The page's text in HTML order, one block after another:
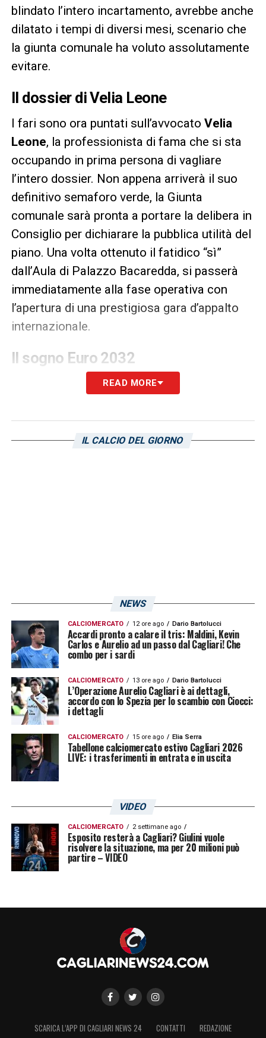
blindato l’intero incartamento, avrebbe anche
dilatato i tempi di diversi mesi, scenario che
la giunta comunale ha voluto assolutamente
evitare.
Il dossier di Velia Leone
I fari sono ora puntati sull’avvocato Velia
Leone, la professionista di fama che si sta
occupando in prima persona di vagliare
l’intero dossier. Non appena arriverà il suo
definitivo semaforo verde, la Giunta
comunale sarà pronta a portare la delibera in
Consiglio per dichiarare la pubblica utilità del
piano. Una volta ottenuto il fatidico “sì”
dall’Aula di Palazzo Bacaredda, si passerà
immediatamente alla fase operativa con
l’apertura di una prestigiosa gara d’appalto
internazionale.
Il sogno Euro 2032
La tabella di marcia è serrata ma ben
presidenteTommaso Giulinie
dall’amministrazione comunale è quella di
LA PLAYLIST DELLE NOSTRE TOP NEWS
READ MORE
IL CALCIO DEL GIORNO
NEWS
CALCIOMERCATO 12 ore ago Dario Bartolucci
Accardi pronto a calare il tris: Maldini, Kevin
Carlos e Aurelio ad un passo dal Cagliari! Che
combo per i sardi
CALCIOMERCATO 13 ore ago Dario Bartolucci
L’Operazione Aurelio Cagliari è ai dettagli,
accordo con lo Spezia per lo scambio con Ciocci:
i dettagli
CALCIOMERCATO 15 ore ago Elia Serra
Tabellone calciomercato estivo Cagliari 2026
LIVE: i trasferimenti in entrata e in uscita
VIDEO
CALCIOMERCATO 2 settimane ago
Esposito resterà a Cagliari? Giulini vuole
risolvere la situazione, ma per 20 milioni può
partire – VIDEO
SCARICA L’APP DI CAGLIARI NEWS 24 CONTATTI
REDAZIONE